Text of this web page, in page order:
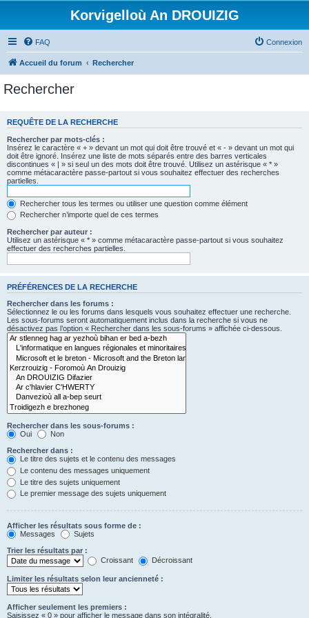
Korvigelloù An DROUIZIG
FAQ Connexion
Accueil du forum Rechercher
Rechercher
REQUÊTE DE LA RECHERCHE
Rechercher par mots-clés :
Insérez le caractère « + » devant un mot qui doit être trouvé et « - » devant un mot qui
doit être ignoré. Insérez une liste de mots séparés entre des barres verticales
discontinues « | » si seul un des mots doit être trouvé. Utilisez un astérisque « * »
comme métacaractère passe-partout si vous souhaitez effectuer des recherches
partielles.
Rechercher tous les termes ou utiliser une question comme élément
Rechercher n’importe quel de ces termes
Rechercher par auteur :
Utilisez un astérisque « * » comme métacaractère passe-partout si vous souhaitez
effectuer des recherches partielles.
PRÉFÉRENCES DE LA RECHERCHE
Rechercher dans les forums :
Sélectionnez le ou les forums dans lesquels vous souhaitez effectuer une recherche.
Les sous-forums seront automatiquement inclus dans la recherche si vous ne
désactivez pas l’option « Rechercher dans les sous-forums » affichée ci-dessous.
Rechercher dans les sous-forums :
Oui
Non
Rechercher dans :
Le titre des sujets et le contenu des messages
Le contenu des messages uniquement
Le titre des sujets uniquement
Le premier message des sujets uniquement
Afficher les résultats sous forme de :
Messages
Sujets
Trier les résultats par :
Croissant
Décroissant
Limiter les résultats selon leur ancienneté :
Afficher seulement les premiers :
Saisissez « 0 » pour afficher le message dans son intégralité.